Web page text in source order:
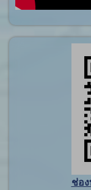
ช่อ